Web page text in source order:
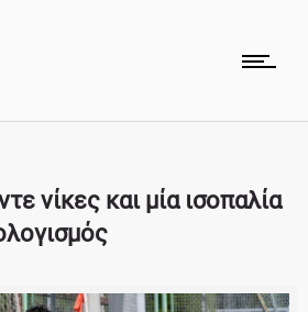
νίκες και μία ισοπαλία